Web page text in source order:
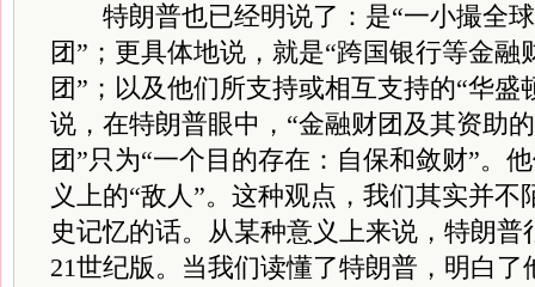
特朗普也已经明说了：是“一小撮全球
团”；更具体地说，就是“跨国银行等金融
团”；以及他们所支持或相互支持的“华盛
说，在特朗普眼中，“金融财团及其资助
团”只为“一个目的存在：自保和敛财”。
义上的“敌人”。这种观点，我们其实并
史记忆的话。从某种意义上来说，特朗普
21世纪版。当我们读懂了特朗普，明白了